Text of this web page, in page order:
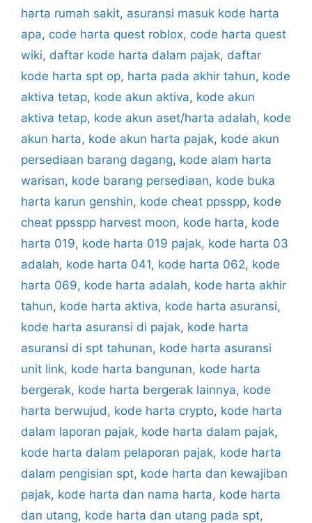
harta rumah sakit, asuransi masuk kode harta
apa, code harta quest roblox, code harta quest
wiki, daftar kode harta dalam pajak, daftar
kode harta spt op, harta pada akhir tahun, kode
aktiva tetap, kode akun aktiva, kode akun
aktiva tetap, kode akun aset/harta adalah, kode
akun harta, kode akun harta pajak, kode akun
persediaan barang dagang, kode alam harta
warisan, kode barang persediaan, kode buka
harta karun genshin, kode cheat ppsspp, kode
cheat ppsspp harvest moon, kode harta, kode
harta 019, kode harta 019 pajak, kode harta 03
adalah, kode harta 041, kode harta 062, kode
harta 069, kode harta adalah, kode harta akhir
tahun, kode harta aktiva, kode harta asuransi,
kode harta asuransi di pajak, kode harta
asuransi di spt tahunan, kode harta asuransi
unit link, kode harta bangunan, kode harta
bergerak, kode harta bergerak lainnya, kode
harta berwujud, kode harta crypto, kode harta
dalam laporan pajak, kode harta dalam pajak,
kode harta dalam pelaporan pajak, kode harta
dalam pengisian spt, kode harta dan kewajiban
pajak, kode harta dan nama harta, kode harta
dan utang, kode harta dan utang pada spt,